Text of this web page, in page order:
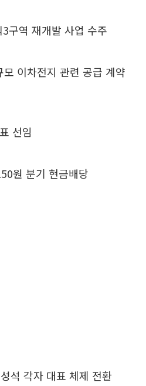
구역 재개발 사업 수주
이차전지 관련 공급 계약
선임
원 분기 현금배당
석 각자 대표 체제 전환